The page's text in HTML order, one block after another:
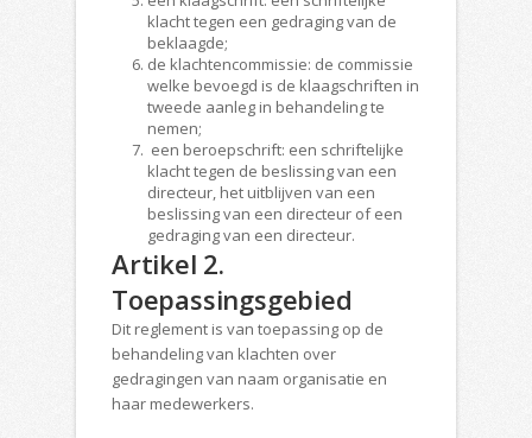
klacht tegen een gedraging van de
beklaagde;
de klachtencommissie: de commissie
welke bevoegd is de klaagschriften in
tweede aanleg in behandeling te
nemen;
een beroepschrift: een schriftelijke
klacht tegen de beslissing van een
directeur, het uitblijven van een
beslissing van een directeur of een
gedraging van een directeur.
Artikel 2.
Toepassingsgebied
Dit reglement is van toepassing op de
behandeling van klachten over
gedragingen van naam organisatie en
haar medewerkers.